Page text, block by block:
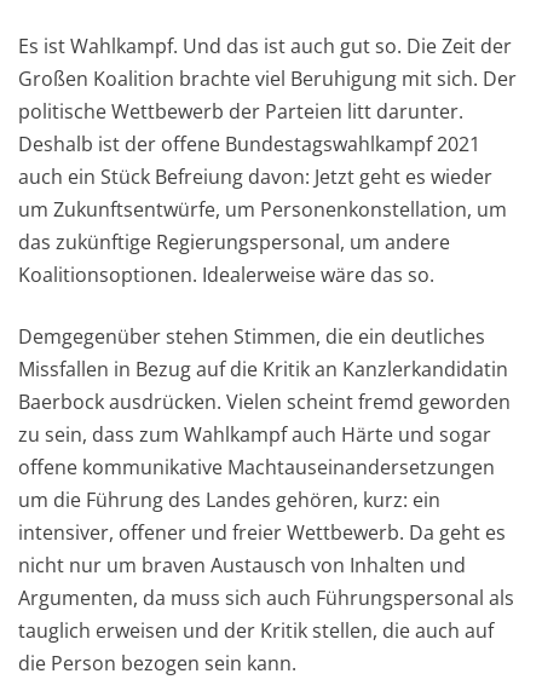
Es ist Wahlkampf. Und das ist auch gut so. Die Zeit der
Großen Koalition brachte viel Beruhigung mit sich. Der
politische Wettbewerb der Parteien litt darunter.
Deshalb ist der offene Bundestagswahlkampf 2021
auch ein Stück Befreiung davon: Jetzt geht es wieder
um Zukunftsentwürfe, um Personenkonstellation, um
das zukünftige Regierungspersonal, um andere
Koalitionsoptionen. Idealerweise wäre das so.
Demgegenüber stehen Stimmen, die ein deutliches
Missfallen in Bezug auf die Kritik an Kanzlerkandidatin
Baerbock ausdrücken. Vielen scheint fremd geworden
zu sein, dass zum Wahlkampf auch Härte und sogar
offene kommunikative Machtauseinandersetzungen
um die Führung des Landes gehören, kurz: ein
intensiver, offener und freier Wettbewerb. Da geht es
nicht nur um braven Austausch von Inhalten und
Argumenten, da muss sich auch Führungspersonal als
tauglich erweisen und der Kritik stellen, die auch auf
die Person bezogen sein kann.